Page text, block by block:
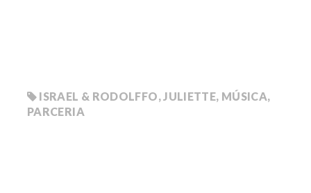
ISRAEL & RODOLFFO,JULIETTE, MÚSICA,
PARCERIA